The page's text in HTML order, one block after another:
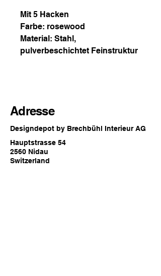
Mit 5 Hacken
Farbe: rosewood
Material: Stahl,
pulverbeschichtet Feinstruktur
Adresse
Designdepot by Brechbühl Interieur AG
Hauptstrasse 54
2560 Nidau
Switzerland